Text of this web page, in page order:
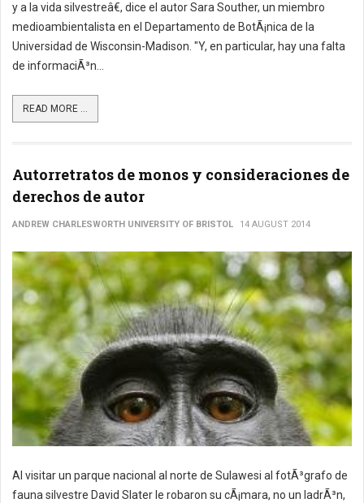
y a la vida silvestreâ€, dice el autor Sara Souther, un miembro
medioambientalista en el Departamento de BotÃ¡nica de la
Universidad de Wisconsin-Madison. "Y, en particular, hay una falta
de informaciÃ³n...
READ MORE ...
Autorretratos de monos y consideraciones de
derechos de autor
ANDREW CHARLESWORTH UNIVERSITY OF BRISTOL 14 AUGUST 2014
Al visitar un parque nacional al norte de Sulawesi al fotÃ³grafo de
fauna silvestre David Slater le robaron su cÃ¡mara, no un ladrÃ³n,